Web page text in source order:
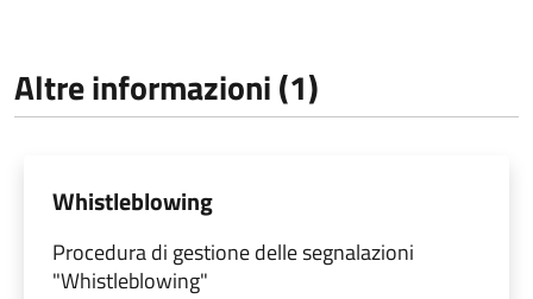
Altre informazioni (1)
Whistleblowing
Procedura di gestione delle segnalazioni
"Whistleblowing"